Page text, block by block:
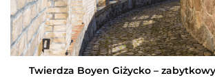
Twierdza Boyen Giżycko –